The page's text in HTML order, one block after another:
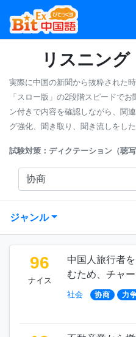
リスニング
実際に中国の新聞から抜粋された
「スロー版」の2段階スピードでお
ン付きで内容を確認しながら、関
グ強化、聞き取り、聞き流しをし
試験対策：ディクテーション（聴
ジャンル
96
ナイス
中国人旅行者
むため、チャ
社会 协商 力